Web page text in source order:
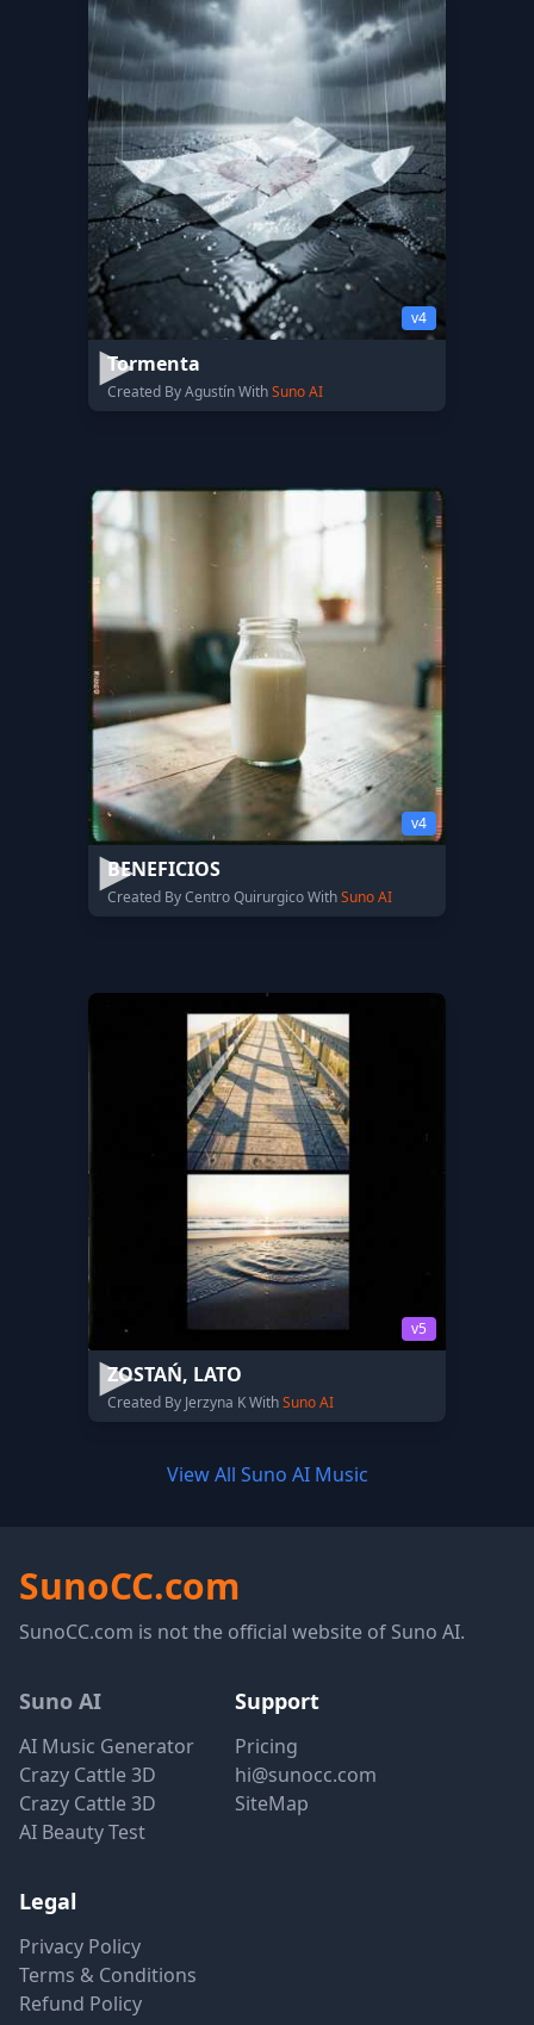
v4
Tormenta
Created By Agustín WithSuno AI
v4
BENEFICIOS
Created By Centro Quirurgico WithSuno AI
v5
ZOSTAŃ, LATO
Created By Jerzyna K WithSuno AI
View All Suno AI Music
SunoCC.com
SunoCC.com is not the official website of Suno AI.
Suno AI
AI Music Generator
Crazy Cattle 3D
Crazy Cattle 3D
AI Beauty Test
Support
Pricing
hi@sunocc.com
SiteMap
Legal
Privacy Policy
Terms & Conditions
Refund Policy